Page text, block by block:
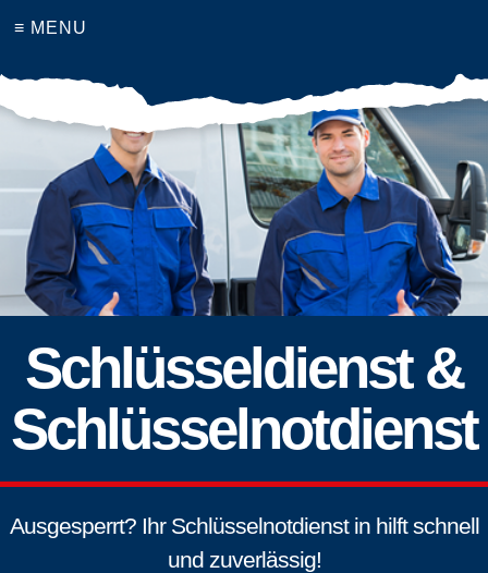
≡ MENU
Schlüsseldienst &
Schlüsselnotdienst
Ausgesperrt? Ihr Schlüsselnotdienst in hilft schnell
und zuverlässig!